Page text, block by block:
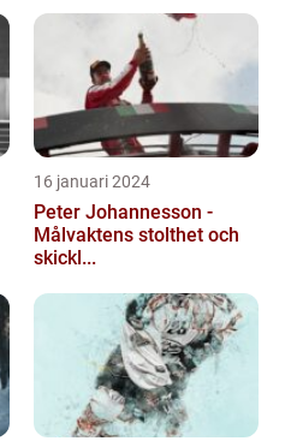
16 januari 2024
Peter Johannesson -
Målvaktens stolthet och
skickl...